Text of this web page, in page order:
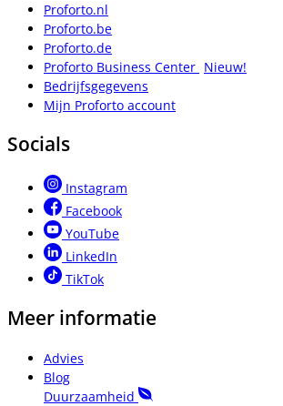
Proforto.nl
Proforto.be
Proforto.de
Proforto Business Center Nieuw!
Bedrijfsgegevens
Mijn Proforto account
Socials
Instagram
Facebook
YouTube
LinkedIn
TikTok
Meer informatie
Advies
Blog
Duurzaamheid